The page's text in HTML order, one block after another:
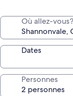
Où allez-vous?
Dates
Personnes